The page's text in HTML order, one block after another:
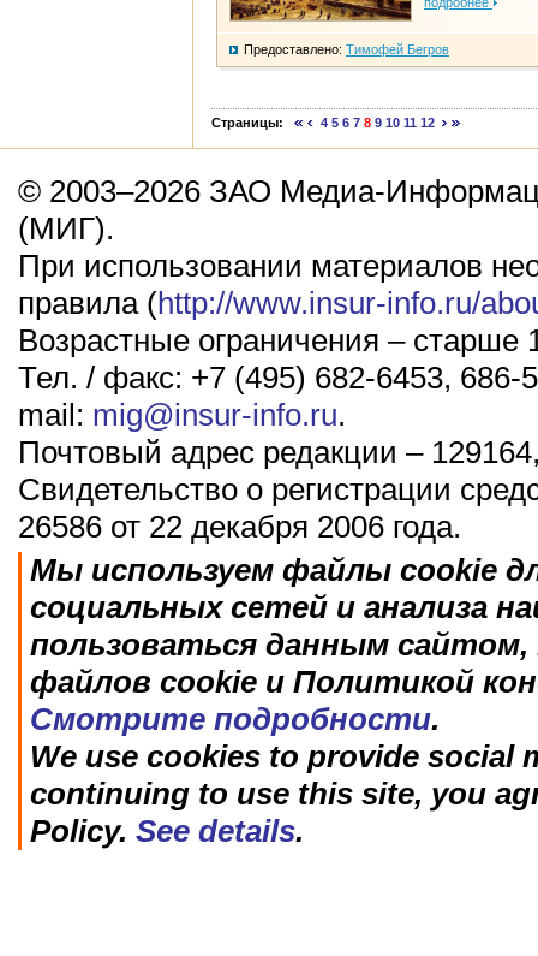
Предоставлено: Тимофей Бегров
Страницы: 4 5 6 7 8 9 10 11 12
© 2003–2026 ЗАО Медиа-
(МИГ).
При использовании материалов
правила (http://www.insur-info.ru/
Возрастные ограничения – старше
Тел. / факс: +7 (495) 682-6453, 686-
mail: mig@insur-info.ru.
Почтовый адрес редакции –
Свидетельство о регистрации
26586 от 22 декабря 2006 года.
Мы используем файлы cookie
социальных сетей и анализа
пользоваться данным
файлов cookie и Политикой
Смотрите подробности.
We use cookies to provide social
continuing to use this site, you
Policy. See details.